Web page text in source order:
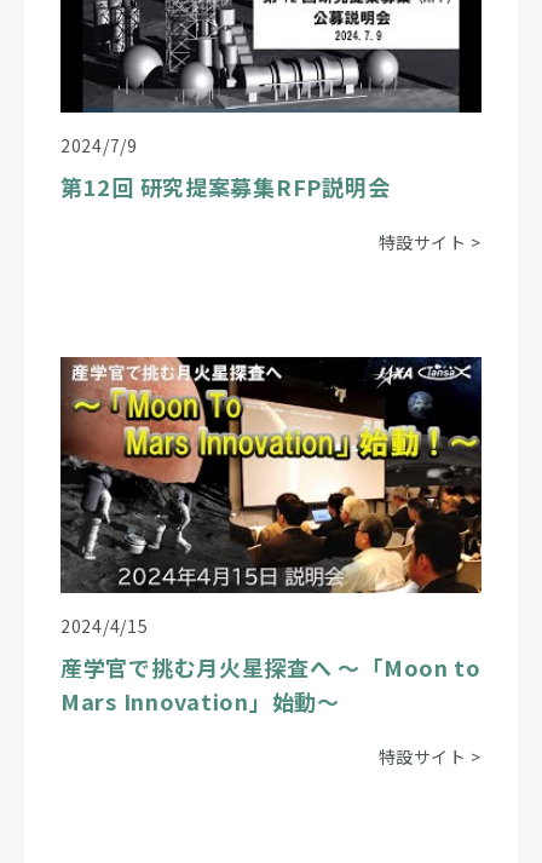
2024/7/9
第12回 研究提案募集RFP説明会
特設サイト >
2024/4/15
産学官で挑む月火星探査へ ～「Moon to
Mars Innovation」始動～
特設サイト >